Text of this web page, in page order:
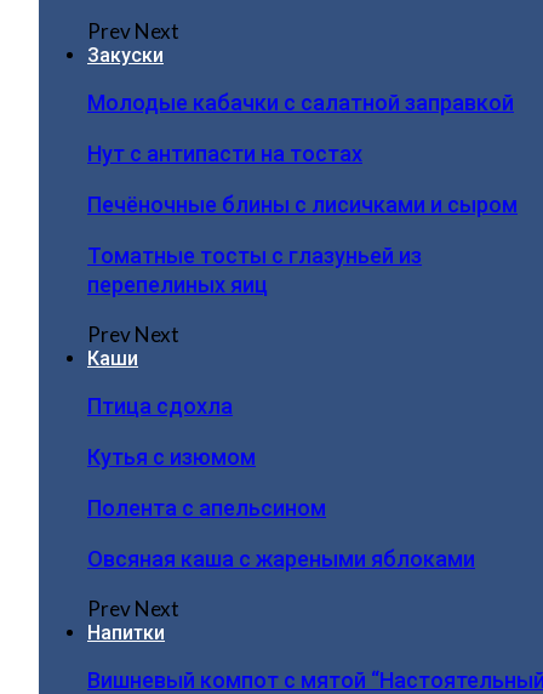
PrevNext
Закуски
Молодые кабачки с салатной заправкой
Нут с антипасти на тостах
Печёночные блины с лисичками и сыром
Томатные тосты с глазуньей из
перепелиных яиц
PrevNext
Каши
Птица сдохла
Кутья с изюмом
Полента с апельсином
Овсяная каша с жареными яблоками
PrevNext
Напитки
Вишневый компот с мятой